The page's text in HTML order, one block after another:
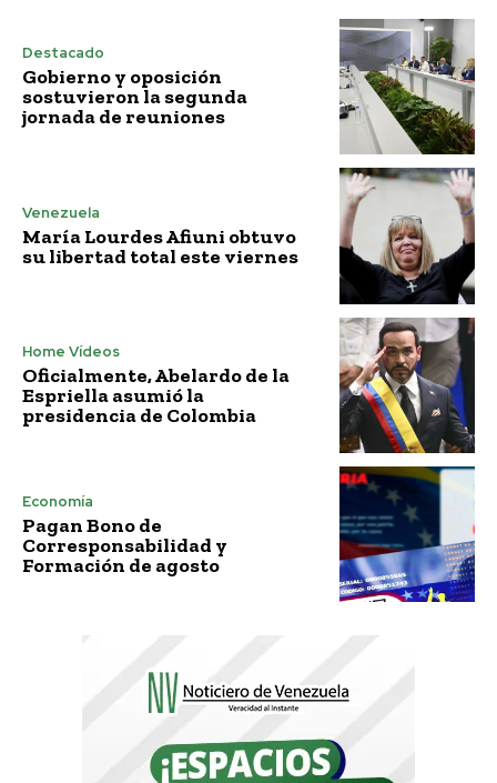
Destacado
Gobierno y oposición
sostuvieron la segunda
jornada de reuniones
Venezuela
María Lourdes Afiuni obtuvo
su libertad total este viernes
Home Vídeos
Oficialmente, Abelardo de la
Espriella asumió la
presidencia de Colombia
Economía
Pagan Bono de
Corresponsabilidad y
Formación de agosto